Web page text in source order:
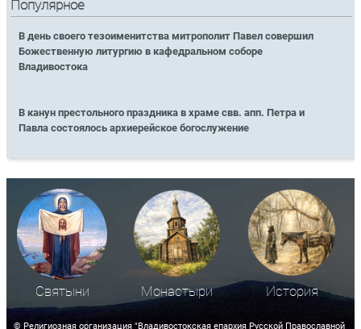
Популярное
В день своего тезоименитства митрополит Павел совершил
Божественную литургию в кафедральном соборе
Владивостока
В канун престольного праздника в храме свв. апп. Петра и
Павла состоялось архиерейское богослужение
Святыни Монастыри История
© Религиозная организация "Владивостокская епархия Русской Православной